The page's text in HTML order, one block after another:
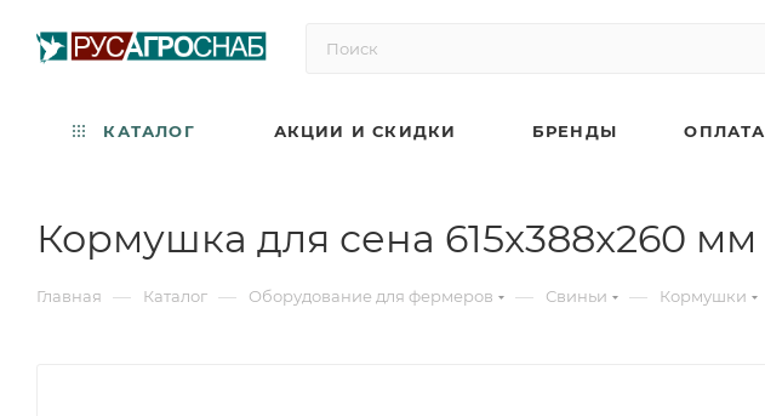
КАТАЛОГ АКЦИИ И СКИДКИ БРЕНДЫ ОПЛАТА
Кормушка для сена 615x388x260 мм
Главная — Каталог — Оборудование для фермеров — Свиньи — Кормушки